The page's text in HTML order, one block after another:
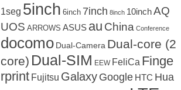
1seg 5inch 6inch 7inch 8inch 10inchAQ
UOS ARROWS ASUS au China Conference
docomo Dual-Camera Dual-core (2
core) Dual-SIM EEW FeliCa Finge
rprint Fujitsu Galaxy Google HTC Hua